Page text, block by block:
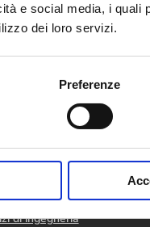
e social media, i
dei loro servizi.
Preferenze
e impianti
di ingegneria